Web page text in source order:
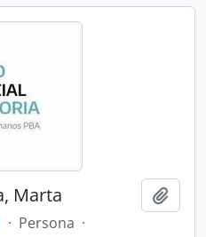
Marta
· Persona ·